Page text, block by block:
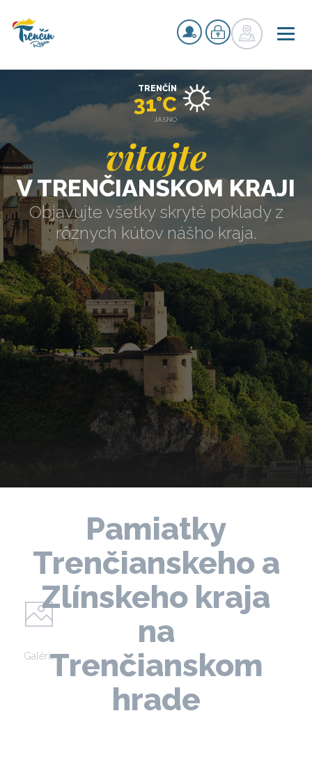
vitajte
V TRENČIANSKOM KRAJI
Objavujte všetky skryté poklady z
rôznych kútov nášho kraja.
TRENČÍN
31°C
JASNO
Pamiatky
Trenčianskeho a
Zlínskeho kraja
na
Trenčianskom
hrade
Galéria